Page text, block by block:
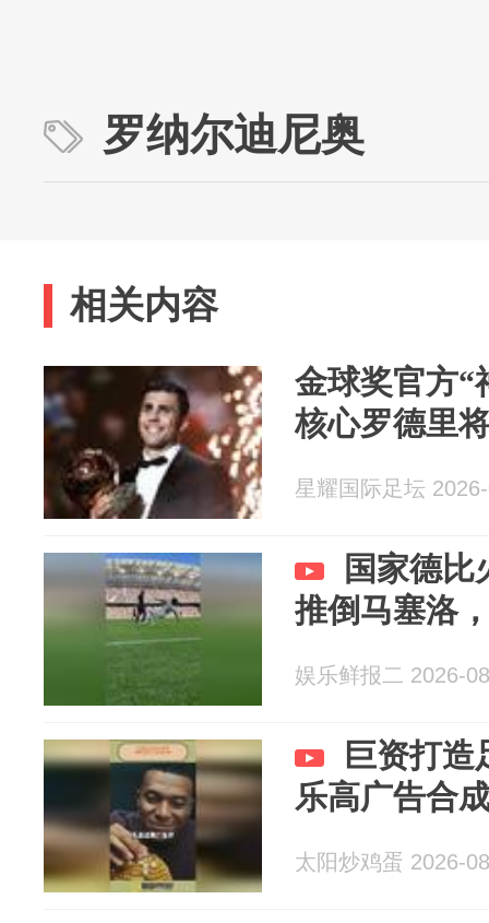
罗纳尔迪尼奥
相关内容
金球奖官方“
核心罗德里
星耀国际足坛
国家德比
推倒马塞洛
娱乐鲜报二 2026-
巨资打造
乐高广告合
太阳炒鸡蛋 2026-